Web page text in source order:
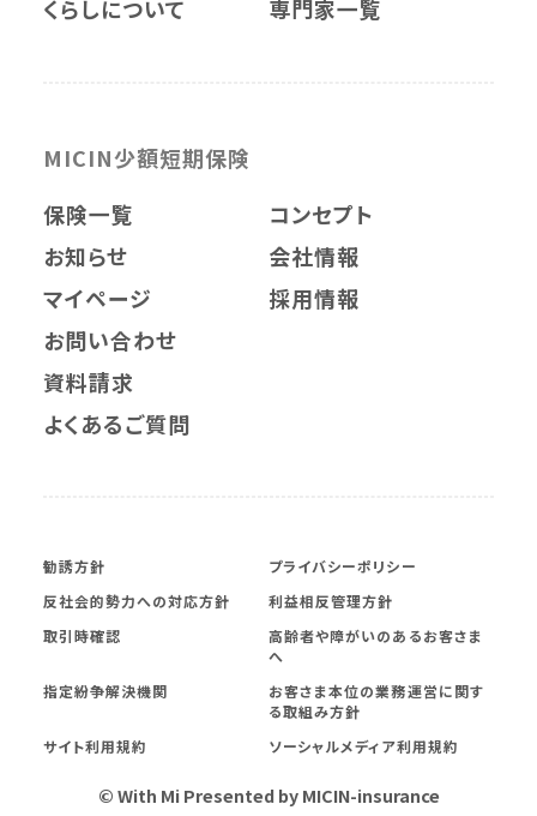
くらしについて
専門家一覧
MICIN少額短期保険
保険一覧
お知らせ
マイページ
コンセプト
会社情報
採用情報
お問い合わせ
資料請求
よくあるご質問
勧誘方針
プライバシーポリシー
反社会的勢力への対応方針
利益相反管理方針
取引時確認
高齢者や障がいのあるお客さま
へ
指定紛争解決機関
お客さま本位の業務運営に関す
る取組み方針
サイト利用規約
ソーシャルメディア利用規約
© With Mi Presented by MICIN-insurance